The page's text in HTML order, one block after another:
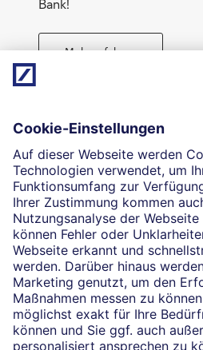
Direktabschluss möglich
Geld anlegen
Bank!
Mehr erfahren
Die selbstständigen
Finanzgeschäften, die sie für
vermitteln dürfen. Das
vermittelten Verträgen sowie
Zusammenhang erforderliche
stets rechtsverbindlich nur
AG oder durch die mit ihr
Produktpartner gegeben.